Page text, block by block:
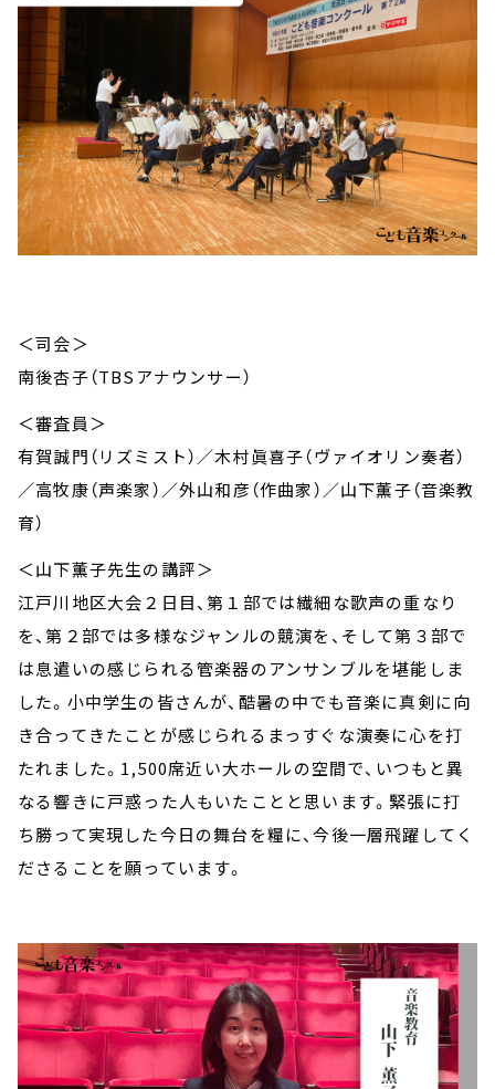
＜司会＞
南後杏子（TBSアナウンサー）
＜審査員＞
有賀誠門（リズミスト）／木村眞喜子（ヴァイオリン奏者）
／高牧康（声楽家）／外山和彦（作曲家）／山下薫子（音楽教
育）
＜山下薫子先生の講評＞
江戸川地区大会２日目、第１部では繊細な歌声の重なり
を、第２部では多様なジャンルの競演を、そして第３部で
は息遣いの感じられる管楽器のアンサンブルを堪能しま
した。小中学生の皆さんが、酷暑の中でも音楽に真剣に向
き合ってきたことが感じられるまっすぐな演奏に心を打
たれました。1,500席近い大ホールの空間で、いつもと異
なる響きに戸惑った人もいたことと思います。緊張に打
ち勝って実現した今日の舞台を糧に、今後一層飛躍してく
ださることを願っています。